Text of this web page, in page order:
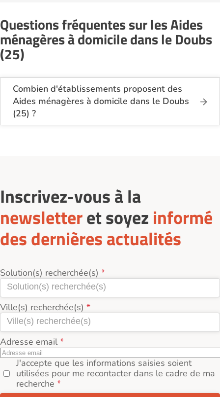
Questions fréquentes sur les Aides
ménagères à domicile dans le Doubs
(25)
Combien d'établissements proposent des
Aides ménagères à domicile dans le Doubs
(25) ?
Sur le site Logement-seniors.com, on recense
Inscrivez-vous à la
newsletteret soyez informé
des dernières actualités
Solution(s) recherchée(s)
Ville(s) recherchée(s)
Adresse email
J'accepte que les informations saisies soient
utilisées pour me recontacter dans le cadre de ma
recherche